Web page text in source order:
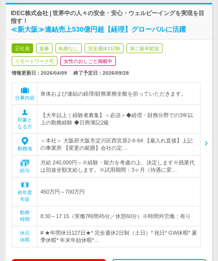
IDEC株式会社 | 世界中の人々の安全・安心・ウェルビーイングを実現を目
指す！
≪新大阪≫連結売上530億円超【経理】グローバルに活躍
正社員 急募 転勤なし 完全週休2日制 第二新卒歓迎
リモートワーク可 女性のおしごと掲載中
情報更新日：2026/04/09 終了予定日： 2026/09/28
仕事内容
単体および連結の経理/財務業務全般を担っていただきます。
対象と
なる方
【大卒以上｜経験者募集】＜必須＞◆経理・財務分野での3年以
上の勤務経験 ◆日商簿記2級
勤務地
＜本社＞ 大阪府大阪市淀川区西宮原2-6-64 【雇入れ直後】上記
の事業所 【変更の範囲】会社の定…
給与
月給 240,000円～※経験・能力を考慮の上、決定します※残業代
は別途全額支給します。※試用期間：3ヶ月（待遇に変…
初年度
年収
450万円～700万円
勤務
時間
8:30～17:15（実働7時間45分／休憩60分）※時間外労働：有り
休日
休暇
# ★年間休日127日★* 完全週休2日制（土日）* 祝日* GW休暇* 夏
季休暇* 年末年始休暇*…